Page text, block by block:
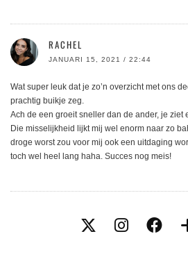
RACHEL
JANUARI 15, 2021 / 22:44
Wat super leuk dat je zo’n overzicht met ons
prachtig buikje zeg.
Ach de een groeit sneller dan de ander, je ziet
Die misselijkheid lijkt mij wel enorm naar zo
droge worst zou voor mij ook een uitdaging
toch wel heel lang haha. Succes nog meis!